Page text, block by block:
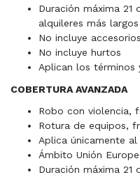
Duración máxima 21
alquileres más largos
No incluye
No incluye hurtos
Aplican los términos
COBERTURA AVANZADA
Robo con violencia,
Rotura de equipos,
Aplica únicamente
Ámbito Unión
Duración máxima 21